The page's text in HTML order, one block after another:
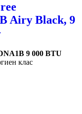
Airy Black, 9
9 000 BTU
клас